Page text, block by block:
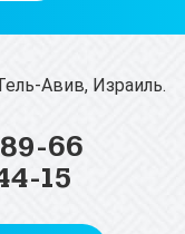
66
15
Авив, Израиль.